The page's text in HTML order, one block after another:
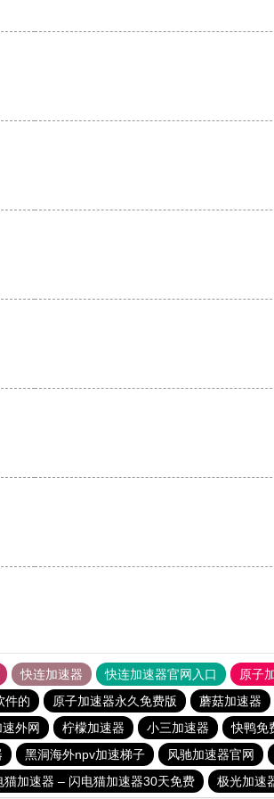
快连加速器 快连加速器官网入口 原子
件的 原子加速器永久免费版 蘑菇加速器
外网 柠檬加速器 小三加速器 快鸭免
黑洞海外npv加速梯子 风驰加速器官网
猫加速器 – 闪电猫加速器30天免费 极光加速